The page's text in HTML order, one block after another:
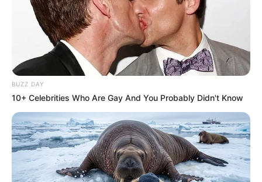
BUZZ DAY
10+ Celebrities Who Are Gay And You Probably Didn't Know